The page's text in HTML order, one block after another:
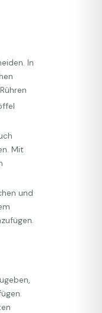
In
Mit
und